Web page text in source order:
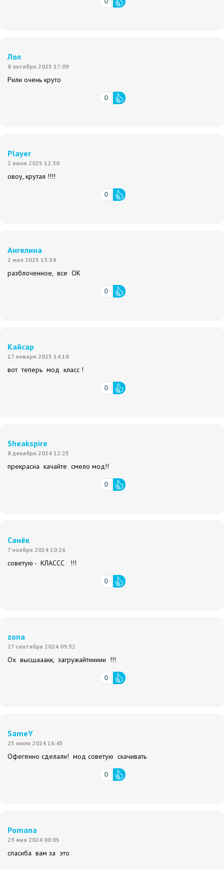
Лол
8 октября 2025 17:09
Рили очень круто
0
Player
2 июля 2025 12:30
овоу, крутая !!!!
0
Ангелина
2 мая 2025 13:34
разблоченное, все ОК
0
Кайсар
17 января 2025 14:18
вот теперь мод класс !
0
Sheakspire
8 декабря 2024 12:25
прекрасна качайте смело мод!!
0
Санёк
7 ноября 2024 10:26
советую - КЛАССС !!!
0
zona
27 сентября 2024 09:32
Ох высшааакк, загружайтиииии !!!
0
SameY
25 июля 2024 16:45
Офегенно сделали! мод советую скачивать
0
Pomana
29 мая 2024 00:05
спасиба вам за это